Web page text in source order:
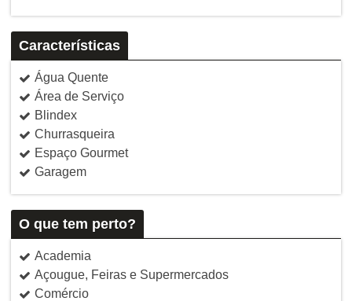
Características
Água Quente
Área de Serviço
Blindex
Churrasqueira
Espaço Gourmet
Garagem
O que tem perto?
Academia
Açougue, Feiras e Supermercados
Comércio